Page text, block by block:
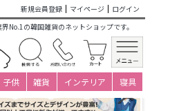
新規会員登録 マイページ
ログイン
No.1の韓国雑貨のネットショップです。
子供 雑貨 インテリア 寝具
み衣装(子ども用販売)>男の子新
>5-6才(身長110～119cm)>セッ
チン(身長～115cm 6号サイズ)